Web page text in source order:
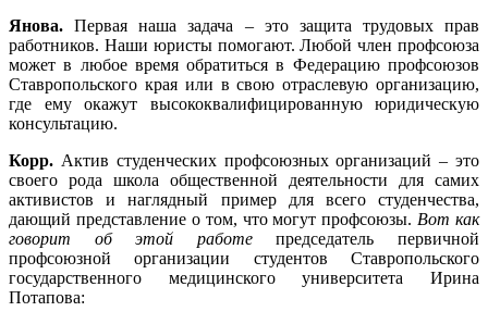
Янова.Первая наша задача – это защита трудовых прав
работников. Наши юристы помогают. Любой член профсоюза
может в любое время обратиться в Федерацию профсоюзов
Ставропольского края или в свою отраслевую организацию,
где ему окажут высококвалифицированную юридическую
консультацию.
Корр. Актив студенческих профсоюзных организаций – это
своего рода школа общественной деятельности для самих
активистов и наглядный пример для всего студенчества,
дающий представление о том, что могут профсоюзы. Вот как
говорит об этой работе
председатель первичной
профсоюзной организации студентов Ставропольского
государственного медицинского университета
Ирина
Потапова: